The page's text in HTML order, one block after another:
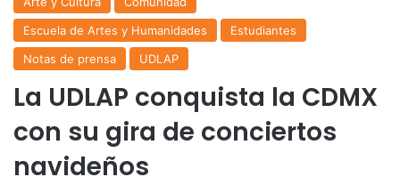
Escuela de Artes y Humanidades
Estudiantes
Notas de prensa
UDLAP
La UDLAP conquista la CDMX
con su gira de conciertos
navideños